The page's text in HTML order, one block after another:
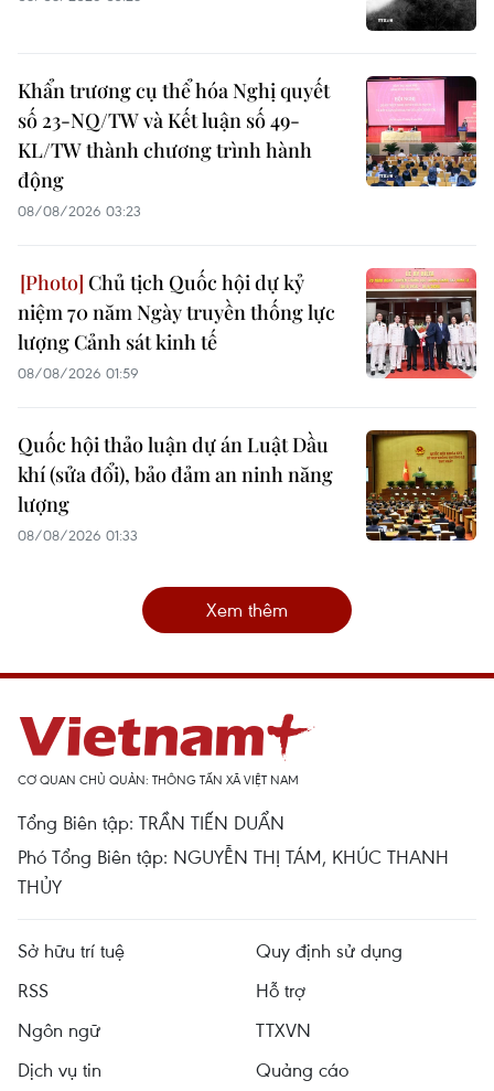
Khẩn trương cụ thể hóa Nghị quyết
số 23-NQ/TW và Kết luận số 49-
KL/TW thành chương trình hành
động
08/08/2026 03:23
Chủ tịch Quốc hội dự kỷ
niệm 70 năm Ngày truyền thống lực
lượng Cảnh sát kinh tế
08/08/2026 01:59
Quốc hội thảo luận dự án Luật Dầu
khí (sửa đổi), bảo đảm an ninh năng
lượng
08/08/2026 01:33
Xem thêm
CƠ QUAN CHỦ QUẢN: THÔNG TẤN XÃ VIỆT NAM
Tổng Biên tập: TRẦN TIẾN DUẨN
Phó Tổng Biên tập: NGUYỄN THỊ TÁM, KHÚC THANH
THỦY
Sở hữu trí tuệ
Quy định sử dụng
RSS
Hỗ trợ
Ngôn ngữ
TTXVN
Dịch vụ tin
Quảng cáo